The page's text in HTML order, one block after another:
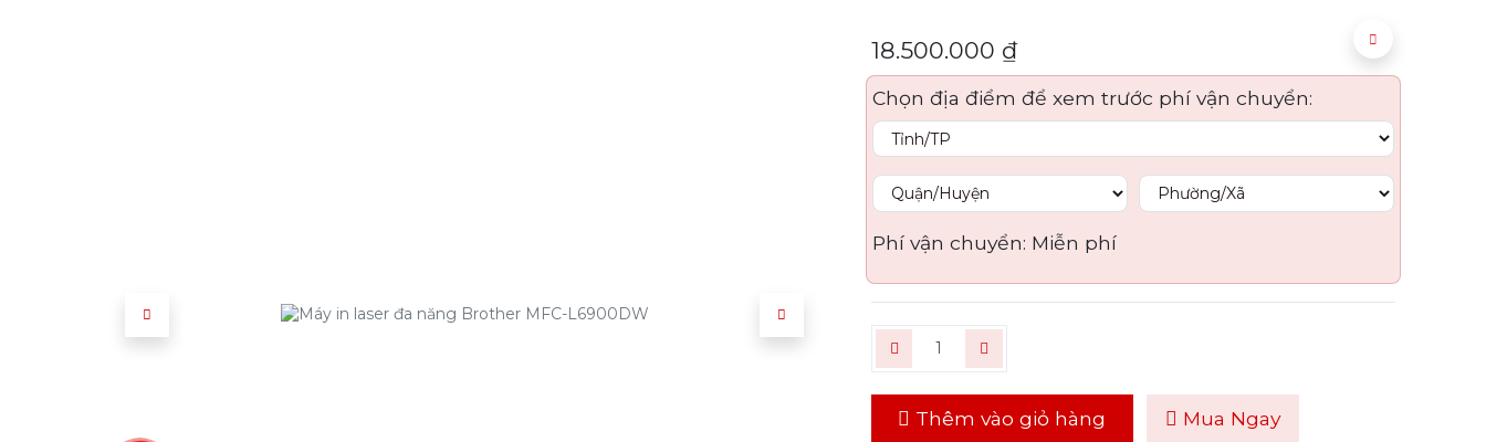
18.500.000 ₫
Chọn địa điểm để xem trước phí vận chuyển:
Phí vận chuyển: Miễn phí
Thêm vào giỏ hàng Mua Ngay